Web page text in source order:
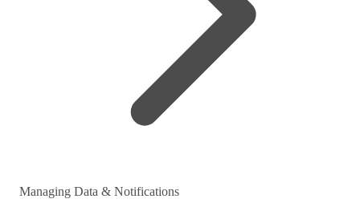
Managing Data & Notifications